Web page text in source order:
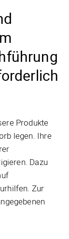
Produkte
legen. Ihre
Dazu
Zur